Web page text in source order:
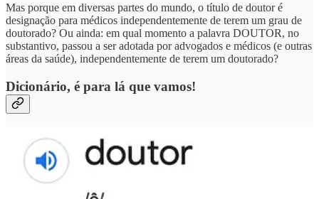
Mas porque em diversas partes do mundo, o título de doutor é
designação para médicos independentemente de terem um grau de
doutorado? Ou ainda: em qual momento a palavra DOUTOR, no
substantivo, passou a ser adotada por advogados e médicos (e outras
áreas da saúde), independentemente de terem um doutorado?
Dicionário, é para lá que vamos!